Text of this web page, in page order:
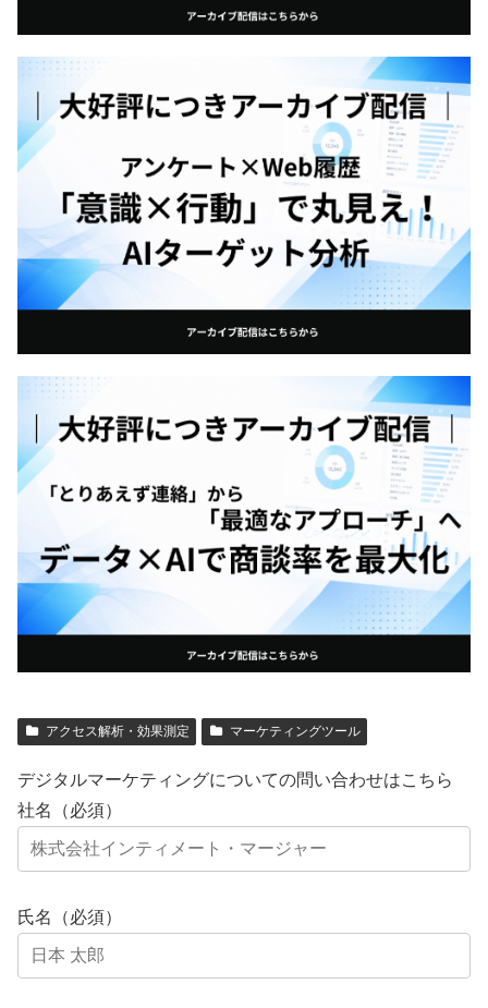
アクセス解析・効果測定 マーケティングツール
デジタルマーケティングについての問い合わせはこちら
社名（必須）
氏名（必須）